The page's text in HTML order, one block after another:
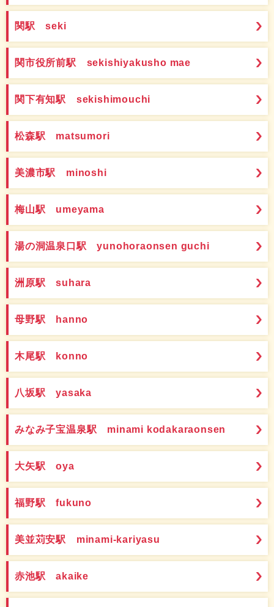
関駅 seki
関市役所前駅 sekishiyakusho mae
関下有知駅 sekishimouchi
松森駅 matsumori
美濃市駅 minoshi
梅山駅 umeyama
湯の洞温泉口駅 yunohoraonsen guchi
洲原駅 suhara
母野駅 hanno
木尾駅 konno
八坂駅 yasaka
みなみ子宝温泉駅 minami kodakaraonsen
大矢駅 oya
福野駅 fukuno
美並苅安駅 minami-kariyasu
赤池駅 akaike